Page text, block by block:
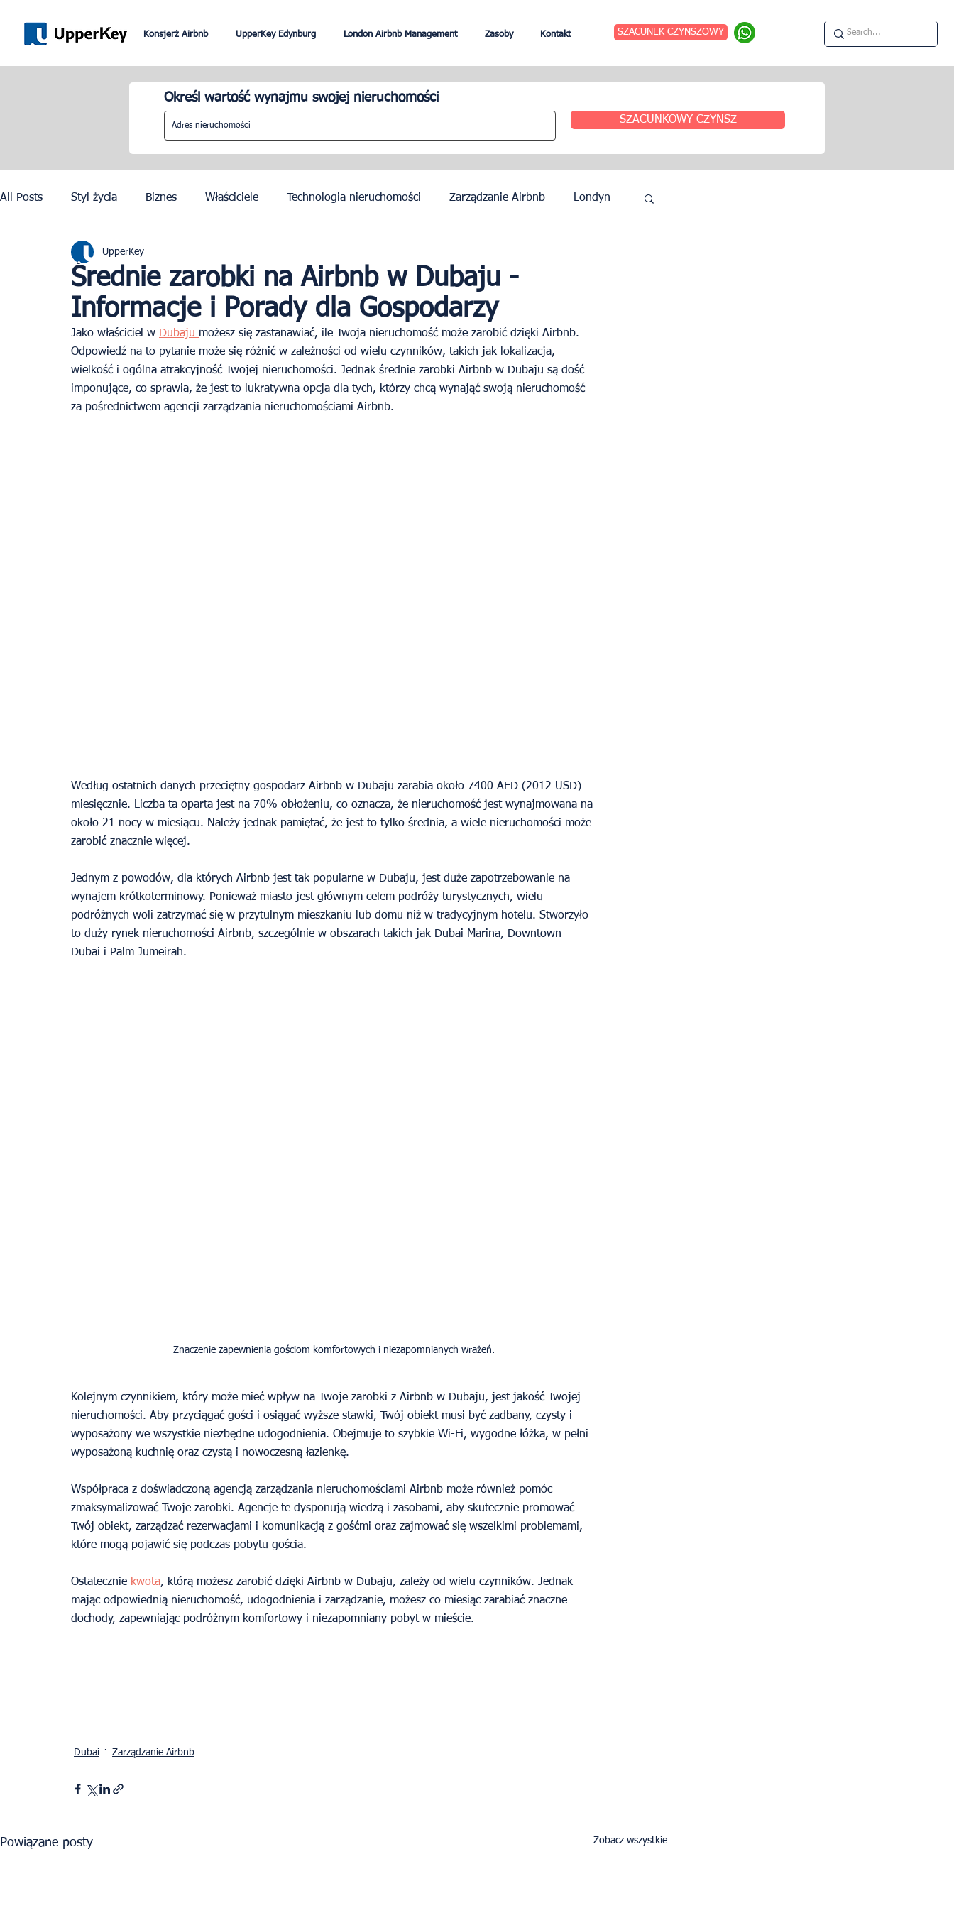
Konsjerż Airbnb UpperKey Edynburg London Airbnb Management Zasoby Kontakt SZACUNEK CZYNSZOWY
Określ wartość wynajmu swojej nieruchomości
SZACUNKOWY CZYNSZ
All Posts Styl życia Biznes Właściciele Technologia nieruchomości Zarządzanie Airbnb Londyn
Rzym Dubai
Igrzyska Olimpijskie w Paryżu 2024
Średnie zarobki na Airbnb w Dubaju -
Informacje i Porady dla Gospodarzy
UpperKey
Jako właściciel w Dubaju możesz się zastanawiać, ile Twoja nieruchomość może zarobić dzięki Airbnb.
Odpowiedź na to pytanie może się różnić w zależności od wielu czynników, takich jak lokalizacja,
wielkość i ogólna atrakcyjność Twojej nieruchomości. Jednak średnie zarobki Airbnb w Dubaju są dość
imponujące, co sprawia, że ​​jest to lukratywna opcja dla tych, którzy chcą wynająć swoją nieruchomość
za pośrednictwem agencji zarządzania nieruchomościami Airbnb.
Według ostatnich danych przeciętny gospodarz Airbnb w Dubaju zarabia około 7400 AED (2012 USD)
miesięcznie. Liczba ta oparta jest na 70% obłożeniu, co oznacza, że ​​nieruchomość jest wynajmowana na
około 21 nocy w miesiącu. Należy jednak pamiętać, że jest to tylko średnia, a wiele nieruchomości może
zarobić znacznie więcej.
Jednym z powodów, dla których Airbnb jest tak popularne w Dubaju, jest duże zapotrzebowanie na
wynajem krótkoterminowy. Ponieważ miasto jest głównym celem podróży turystycznych, wielu
podróżnych woli zatrzymać się w przytulnym mieszkaniu lub domu niż w tradycyjnym hotelu. Stworzyło
to duży rynek nieruchomości Airbnb, szczególnie w obszarach takich jak Dubai Marina, Downtown
Dubai i Palm Jumeirah.
Kolejnym czynnikiem, który może mieć wpływ na Twoje zarobki z Airbnb w Dubaju, jest jakość Twojej
nieruchomości. Aby przyciągać gości i osiągać wyższe stawki, Twój obiekt musi być zadbany, czysty i
wyposażony we wszystkie niezbędne udogodnienia. Obejmuje to szybkie Wi-Fi, wygodne łóżka, w pełni
wyposażoną kuchnię oraz czystą i nowoczesną łazienkę.
Współpraca z doświadczoną agencją zarządzania nieruchomościami Airbnb może również pomóc
zmaksymalizować Twoje zarobki. Agencje te dysponują wiedzą i zasobami, aby skutecznie promować
Twój obiekt, zarządzać rezerwacjami i komunikacją z gośćmi oraz zajmować się wszelkimi problemami,
które mogą pojawić się podczas pobytu gościa.
Ostatecznie kwota, którą możesz zarobić dzięki Airbnb w Dubaju, zależy od wielu czynników. Jednak
mając odpowiednią nieruchomość, udogodnienia i zarządzanie, możesz co miesiąc zarabiać znaczne
dochody, zapewniając podróżnym komfortowy i niezapomniany pobyt w mieście.
Dubai Zarządzanie Airbnb
Powiązane posty Zobacz wszystkie